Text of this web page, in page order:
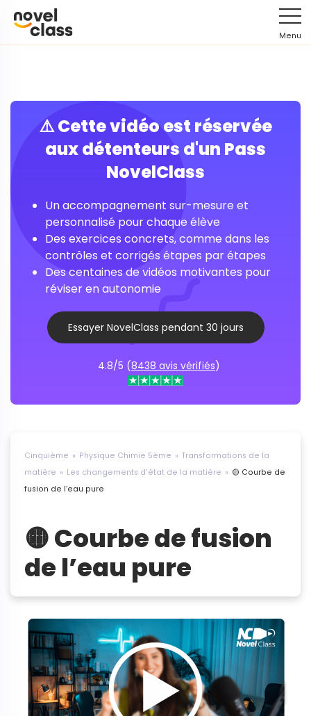
Menu
⚠️ Cette vidéo est réservée
aux détenteurs d'un Pass
NovelClass
Un accompagnement sur-mesure et
personnalisé pour chaque élève
Des exercices concrets, comme dans les
contrôles et corrigés étapes par étapes
Des centaines de vidéos motivantes pour
réviser en autonomie
Essayer NovelClass pendant 30 jours
4.8/5 (8438 avis vérifiés)
Cinquième Physique Chimie 5ème
Transformations de la
matière
Les changements d'état de la matière
🟡 Courbe de
fusion de l’eau pure
🟡 Courbe de fusion
de l’eau pure